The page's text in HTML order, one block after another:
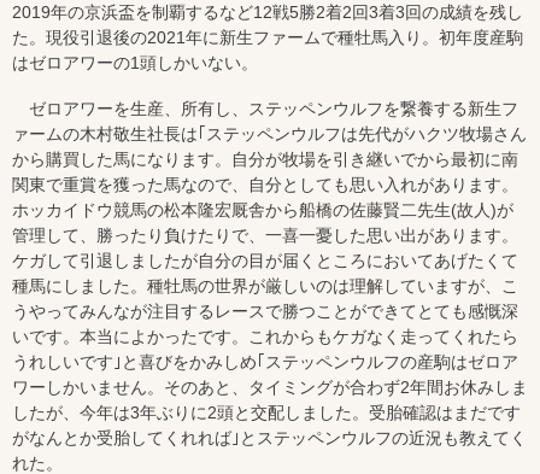
2019年の京浜盃を制覇するなど12戦5勝2着2回3着3回の成績を残し
た。現役引退後の2021年に新生ファームで種牡馬入り。初年度産駒
はゼロアワーの1頭しかいない。
ゼロアワーを生産、所有し、ステッペンウルフを繋養する新生フ
ァームの木村敬生社長は｢ステッペンウルフは先代がハクツ牧場さん
から購買した馬になります。自分が牧場を引き継いでから最初に南
関東で重賞を獲った馬なので、自分としても思い入れがあります。
ホッカイドウ競馬の松本隆宏厩舎から船橋の佐藤賢二先生(故人)が
管理して、勝ったり負けたりで、一喜一憂した思い出があります。
ケガして引退しましたが自分の目が届くところにおいてあげたくて
種馬にしました。種牡馬の世界が厳しいのは理解していますが、こ
うやってみんなが注目するレースで勝つことができてとても感慨深
いです。本当によかったです。これからもケガなく走ってくれたら
うれしいです｣と喜びをかみしめ｢ステッペンウルフの産駒はゼロア
ワーしかいません。そのあと、タイミングが合わず2年間お休みしま
したが、今年は3年ぶりに2頭と交配しました。受胎確認はまだです
がなんとか受胎してくれれば｣とステッペンウルフの近況も教えてく
れた。